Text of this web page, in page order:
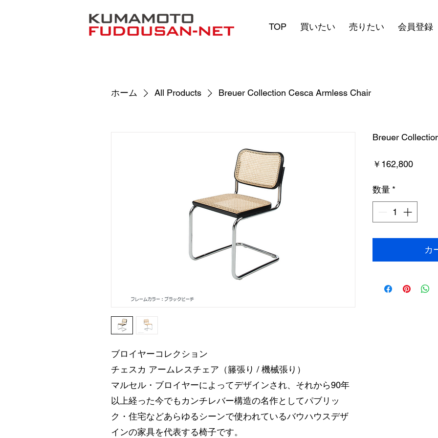
TOP 買いたい 売りたい 会員登録
ホーム All Products Breuer Collection Cesca Armless Chair
ブロイヤーコレクション
チェスカ アームレスチェア（籐張り / 機械張り）
マルセル・ブロイヤーによってデザインされ、それから90年
以上経った今でもカンチレバー構造の名作としてパブリッ
ク・住宅などあらゆるシーンで使われているバウハウスデザ
インの家具を代表する椅子です。
Breuer
￥162,800価
数量 *
カ